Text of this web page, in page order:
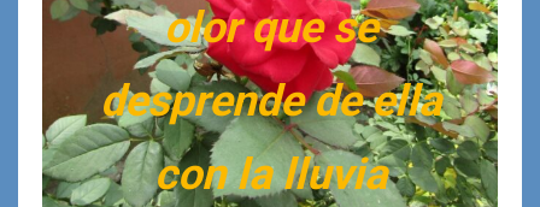
olor que se
desprende de ella
con la lluvia